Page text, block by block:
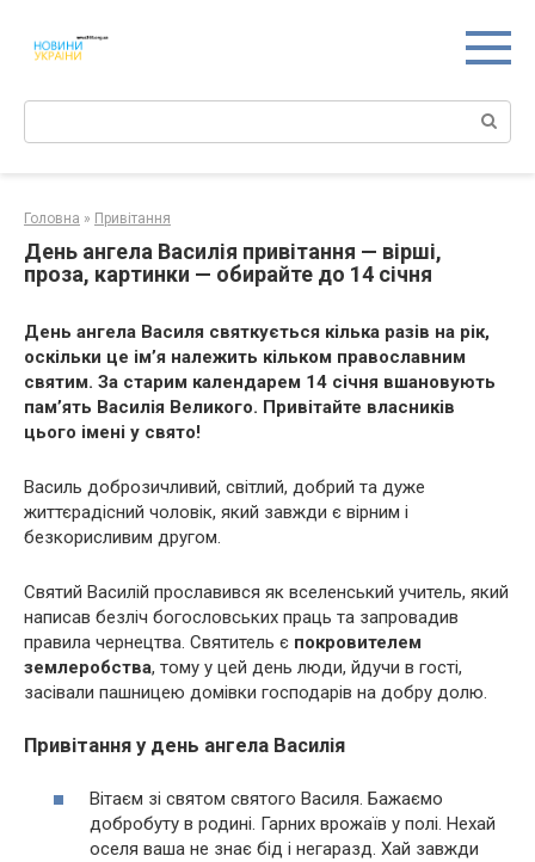
контенту
Поиск:
Головна » Привітання
День ангела Василія привітання — вірші,
проза, картинки — обирайте до 14 січня
День ангела Василя святкується кілька разів на рік,
оскільки це ім’я належить кільком православним
святим. За старим календарем 14 січня вшановують
пам’ять Василія Великого. Привітайте власників
цього імені у свято!
Василь доброзичливий, світлий, добрий та дуже
життєрадісний чоловік, який завжди є вірним і
безкорисливим другом.
Святий Василій прославився як вселенський учитель, який
написав безліч богословських праць та запровадив
правила чернецтва. Святитель є покровителем
землеробства, тому у цей день люди, йдучи в гості,
засівали пашницею домівки господарів на добру долю.
Привітання у день ангела Василія
Вітаєм зі святом святого Василя. Бажаємо
добробуту в родині. Гарних врожаїв у полі. Нехай
оселя ваша не знає бід і негаразд. Хай завжди